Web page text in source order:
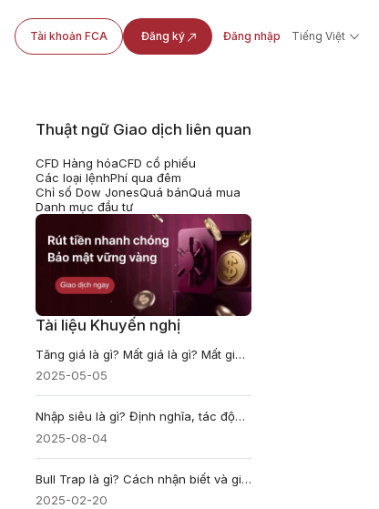
Tài khoản FCA Đăng ký Đăng nhập Tiếng Việt
Thuật ngữ Giao dịch liên quan
CFD Hàng hóaCFD cổ phiếu
Các loại lệnhPhí qua đêm
Chỉ số Dow JonesQuá bánQuá mua
Danh mục đầu tư
Tài liệu Khuyến nghị
Tăng giá là gì? Mất giá là gì? Mất giá đồng tiền và tăng giá đồng tiền
2025-05-05
Nhập siêu là gì? Định nghĩa, tác động và công thức tính
2025-08-04
Bull Trap là gì? Cách nhận biết và giao dịch bẫy tăng giá
2025-02-20